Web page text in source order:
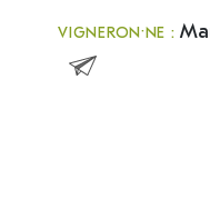
VIGNERON·NE :